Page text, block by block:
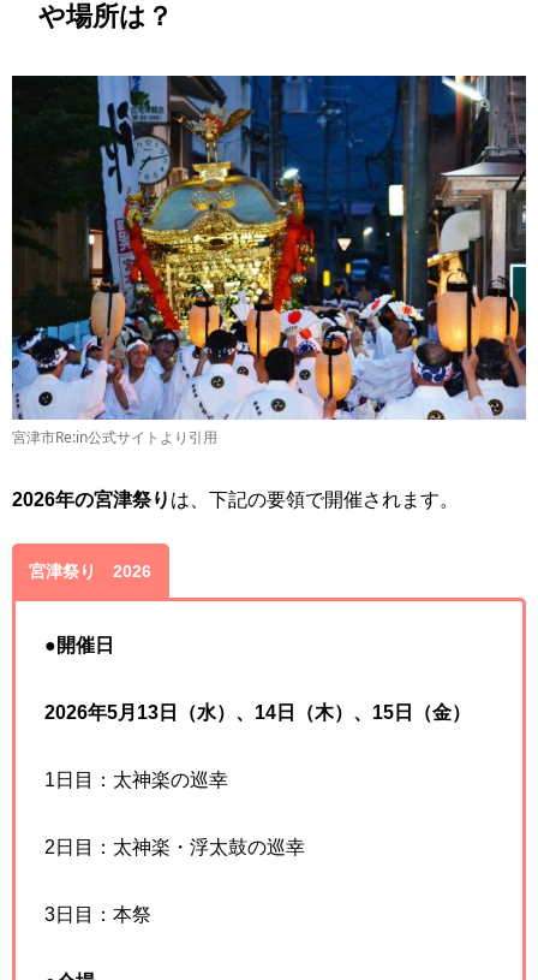
や場所は？
宮津市Re:in公式サイトより引用
2026年の宮津祭り は、下記の要領で開催されます。
宮津祭り 2026
●開催日
2026年5月13日（水）、14日（木）、15日（金）
1日目：太神楽の巡幸
2日目：太神楽・浮太鼓の巡幸
3日目：本祭